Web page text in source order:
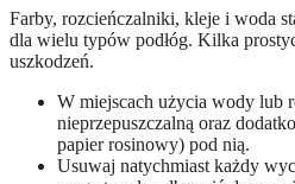
Farby, rozcieńczalniki, kleje i woda
dla wielu typów podłóg. Kilka
uszkodzeń.
W miejscach użycia wody lub
nieprzepuszczalną oraz
papier rosinowy) pod nią.
Usuwaj natychmiast każdy